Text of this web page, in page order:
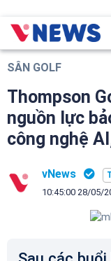
SÂN GOLF
Thompson
nguồn lực
công nghệ
vNews
10:45:00 28/05/